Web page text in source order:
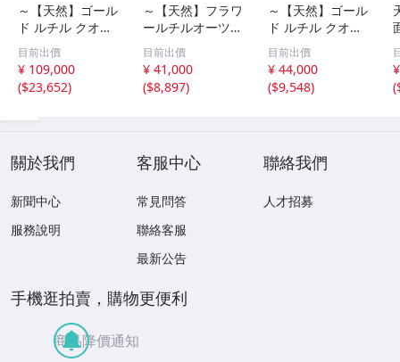
～【天然】ゴール
ド ルチル クオー
ツ 丸玉 18.2mm
8.5g
目前出價
¥ 109,000
($23,652)
～【天然】フラワ
ールチルオーツ
丸玉 10.5mm 1.6
g
目前出價
¥ 41,000
($8,897)
～【天然】ゴール
ド ルチル クオー
ツ 丸玉 13.7mm
3.7g
目前出價
¥ 44,000
($9,548)
(
關於我們
新聞中心
服務說明
客服中心
常見問答
聯絡客服
最新公告
聯絡我們
人才招募
手機逛拍賣，購物更便利
商品降價通知